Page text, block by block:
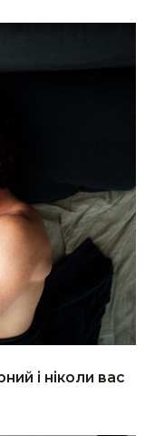
і ніколи вас